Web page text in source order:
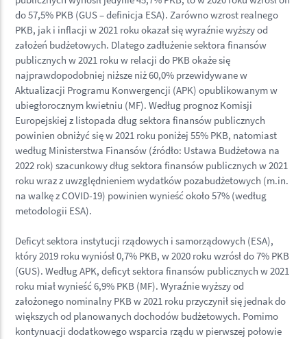
do 57,5% PKB (GUS – definicja ESA). Zarówno wzrost realnego
PKB, jak i inflacji w 2021 roku okazał się wyraźnie wyższy od
założeń budżetowych. Dlatego zadłużenie sektora finansów
publicznych w 2021 roku w relacji do PKB okaże się
najprawdopodobniej niższe niż 60,0% przewidywane w
Aktualizacji Programu Konwergencji (APK) opublikowanym w
ubiegłorocznym kwietniu (MF). Według prognoz Komisji
Europejskiej z listopada dług sektora finansów publicznych
powinien obniżyć się w 2021 roku poniżej 55% PKB, natomiast
według Ministerstwa Finansów (źródło: Ustawa Budżetowa na
2022 rok) szacunkowy dług sektora finansów publicznych w 2021
roku wraz z uwzględnieniem wydatków pozabudżetowych (m.in.
na walkę z COVID-19) powinien wynieść około 57% (według
metodologii ESA).
Deficyt sektora instytucji rządowych i samorządowych (ESA),
który 2019 roku wyniósł 0,7% PKB, w 2020 roku wzrósł do 7% PKB
(GUS). Według APK, deficyt sektora finansów publicznych w 2021
roku miał wynieść 6,9% PKB (MF). Wyraźnie wyższy od
założonego nominalny PKB w 2021 roku przyczynił się jednak do
większych od planowanych dochodów budżetowych. Pomimo
kontynuacji dodatkowego wsparcia rządu w pierwszej połowie